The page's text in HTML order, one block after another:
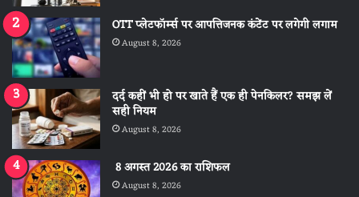
OTT प्लेटफॉर्म्स पर आपत्तिजनक कंटेंट पर लगेगी लगाम
August 8, 2026
दर्द कहीं भी हो पर खाते हैं एक ही पेनकिलर? समझ लें
सही नियम
August 8, 2026
8 अगस्त 2026 का राशिफल
August 8, 2026